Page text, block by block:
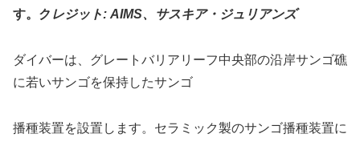
す。ク レジット: AIMS、サスキア・ジュリアンズ
ダイバーは、グレートバリアリーフ中央部の沿岸サンゴ礁
に若いサンゴを保持したサンゴ
播種装置を設置します。セラミック製のサンゴ播種装置に